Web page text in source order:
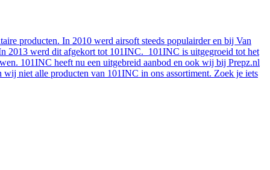
producten. In 2010 werd airsoft steeds populairder en bij Van
2013 werd dit afgekort tot 101INC. 101INC is uitgegroeid tot het
101INC heeft nu een uitgebreid aanbod en ook wij bij Prepz.nl
niet alle producten van 101INC in ons assortiment. Zoek je iets